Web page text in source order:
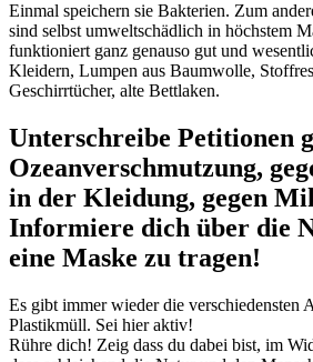
Einmal speichern sie Bakterien. Zum
sind selbst umweltschädlich in höchstem
funktioniert ganz genauso gut und
Kleidern, Lumpen aus Baumwolle,
Geschirrtücher, alte Bettlaken.
Unterschreibe Petitionen
Ozeanverschmutzung,
in der Kleidung, gegen
Informiere dich über die
eine Maske zu tragen!
Es gibt immer wieder die verschiedensten
Plastikmüll. Sei hier aktiv!
Rühre dich! Zeig dass du dabei bist, im